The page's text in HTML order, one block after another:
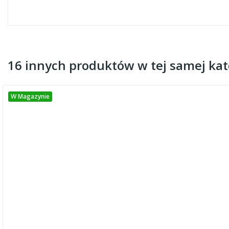
16 innych produktów w tej samej
W Magazynie